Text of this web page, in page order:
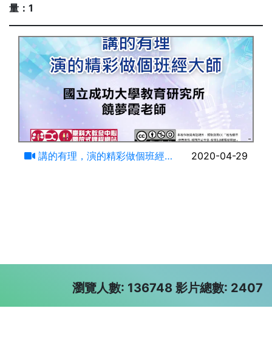
量：1
講的有理，演的精彩做個班經
2020-04-29
瀏覽人數: 136748 影片總數: 2407